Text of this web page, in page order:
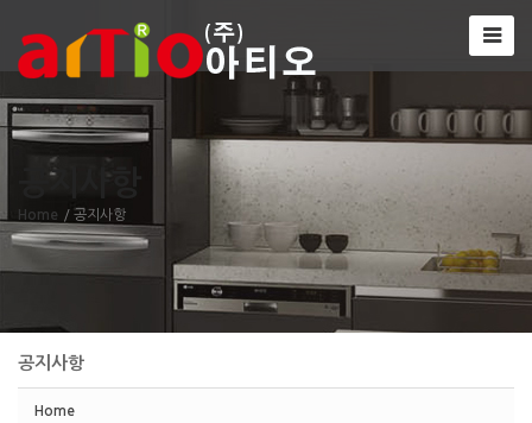
공지사항
Home / 공지사항
공지사항
Home
Sketchbook5, 스케치북5
Sketchbook5, 스케치북5